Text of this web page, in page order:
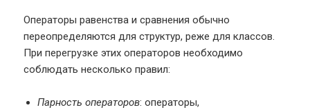
Операторы равенства и сравнения обычно
переопределяются для структур, реже для классов.
При перегрузке этих операторов необходимо
соблюдать несколько правил:
Парность операторов: операторы,